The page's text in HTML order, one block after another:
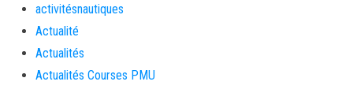
activitésnautiques
Actualité
Actualités
Actualités Courses PMU